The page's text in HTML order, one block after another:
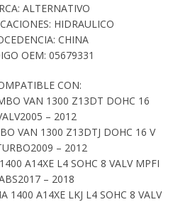
ALTERNATIVO
HIDRAULICO
CHINA
OEM: 05679331
CON:
VAN 1300 Z13DT DOHC 16
– 2012
VAN 1300 Z13DTJ DOHC 16 V
– 2012
A14XE L4 SOHC 8 VALV MPFI
– 2018
1400 A14XE LKJ L4 SOHC 8 VALV